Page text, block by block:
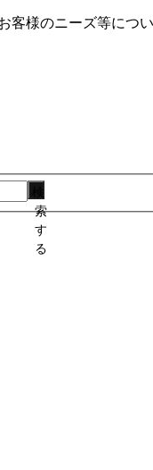
客様のニーズ等につ
索
す
る